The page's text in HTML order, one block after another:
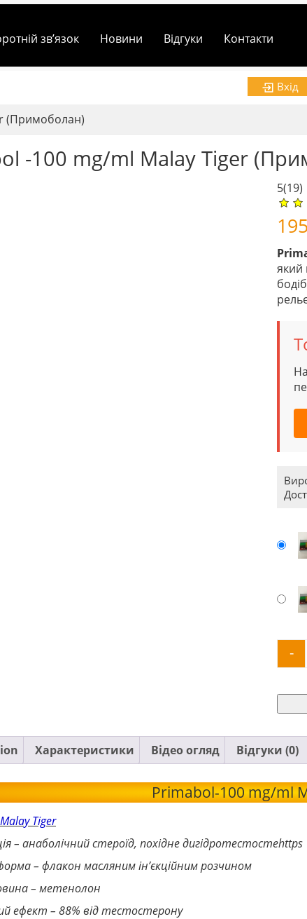
зв’язок Новини Відгуки Контакти
Вхід
(Примоболан)
-100 mg/ml Malay Tiger
5(19)
195
який
-
Характеристики Відео огляд Відгуки (0)
Primabol-100 mg/ml
Malay Tiger
– анаболічний стероїд, похідне дигідротестостеhttps
– флакон масляним ін’єкційним розчином
– метенолон
ефект – 88% від тестостерону